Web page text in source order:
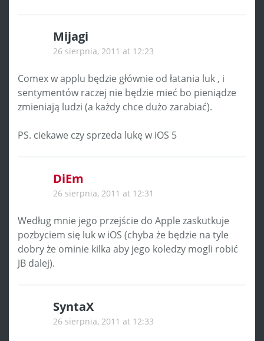
Mijagi
26 sierpnia, 2011 at 12:23
Comex w applu będzie głównie od łatania luk , i
sentymentów raczej nie będzie mieć bo pieniądze
zmieniają ludzi (a każdy chce dużo zarabiać).
PS. ciekawe czy sprzeda lukę w iOS 5
DiEm
26 sierpnia, 2011 at 12:31
Według mnie jego przejście do Apple zaskutkuje
pozbyciem się luk w iOS (chyba że będzie na tyle
dobry że ominie kilka aby jego koledzy mogli robić
JB dalej).
SyntaX
26 sierpnia, 2011 at 12:33